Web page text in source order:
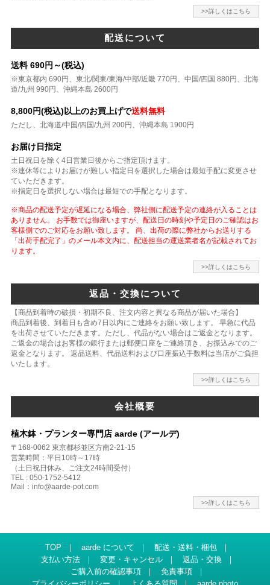
>>詳しくはこちら
配送について
送料 690円～(税込)
※東京都内 690円、東北/関東/東海/中部/近畿 770円、中国/四国 880円、北海
道/九州 990円、沖縄本島 2600円
8,800円(税込)以上のお買上げで送料無料
ただし、北海道/中国/四国/九州 200円、沖縄本島 1900円
お届け日指定
土日祝日を除く4日営業日後からご指定頂けます。
※連休等によりお届けが難しい指定日を選択した場合は最短手配に変更させ
ていただきます。
※指定日を選択しない場合は最短での手配となります。
※商品の配送予定が遅延になる場合、弊社側に配送予定の連絡が入ることは
ありません。 お手数では御座いますが、配送日の時刻や予定日のご確認はお
客様側でのご対応をお願い致します。 尚、出荷の際に弊社からお送りする
「出荷手配完了」のメール本文内に、配送担当の運送業者名が記載されてお
ります。
>>詳しくはこちら
返品・交換について
【商品到着時の破損・初期不良、注文内容と異なる商品が届いた場合】
商品到着後、到着日も含め7日以内にご連絡をお願い致します。 早急に代品
を出荷させていただきます。ただし、代品がない場合はご返金となります。
ご返金の場合はお客様の銀行または郵便口座をご連絡頂き、お振込みでのご
返金となります。 返品送料、代品送料および口座振込手数料は当店がご負担
いたします。
>>詳しくはこちら
会社概要
植木鉢・プランター専門店 aarde (アールデ)
〒168-0062 東京都杉並区方南2-21-15
営業時間：平日10時～17時
（土日祝日休み、ご注文24時間受付）
TEL : 050-1752-5412
Mail：info@aarde-pot.com
>>詳しくはこちら
TOP ｜ aarde について ｜ 配送・送料・梱包
｜
支払い方法
｜ 変更・キャンセル ｜ 返品・交換
｜
ご購入前の確認事項
｜ 免責事項
｜